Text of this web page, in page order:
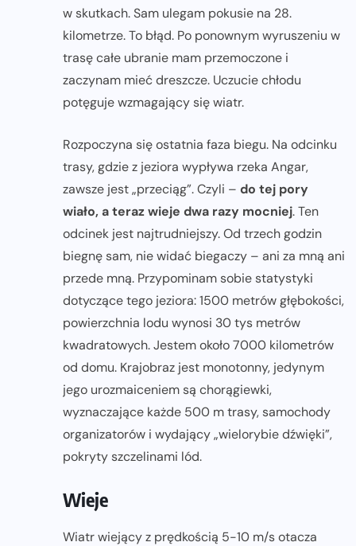
w skutkach. Sam ulegam pokusie na 28.
kilometrze. To błąd. Po ponownym wyruszeniu w
trasę całe ubranie mam przemoczone i
zaczynam mieć dreszcze. Uczucie chłodu
potęguje wzmagający się wiatr.
Rozpoczyna się ostatnia faza biegu. Na odcinku
trasy, gdzie z jeziora wypływa rzeka Angar,
zawsze jest „przeciąg”. Czyli – do tej pory
wiało, a teraz wieje dwa razy mocniej. Ten
odcinek jest najtrudniejszy. Od trzech godzin
biegnę sam, nie widać biegaczy – ani za mną ani
przede mną. Przypominam sobie statystyki
dotyczące tego jeziora: 1500 metrów głębokości,
powierzchnia lodu wynosi 30 tys metrów
kwadratowych. Jestem około 7000 kilometrów
od domu. Krajobraz jest monotonny, jedynym
jego urozmaiceniem są chorągiewki,
wyznaczające każde 500 m trasy, samochody
organizatorów i wydający „wielorybie dźwięki”,
pokryty szczelinami lód.
Wieje
Wiatr wiejący z prędkością 5-10 m/s otacza